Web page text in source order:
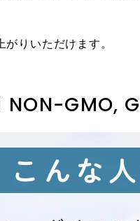
りいただけます。
NON-GMO,